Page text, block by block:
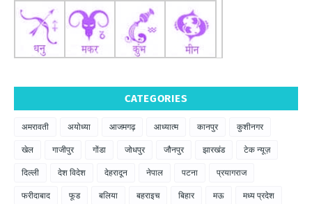
CATEGORIES
अमरावती अयोध्या आजमगढ़ आध्यात्म कानपुर कुशीनगर
खेल गाजीपुर गोंडा जोधपुर जौनपुर झारखंड टेक न्यूज़
दिल्ली देश विदेश देहरादून नेपाल पटना प्रयागराज
फरीदाबाद फूड बलिया बहराइच बिहार मऊ मध्य प्रदेश